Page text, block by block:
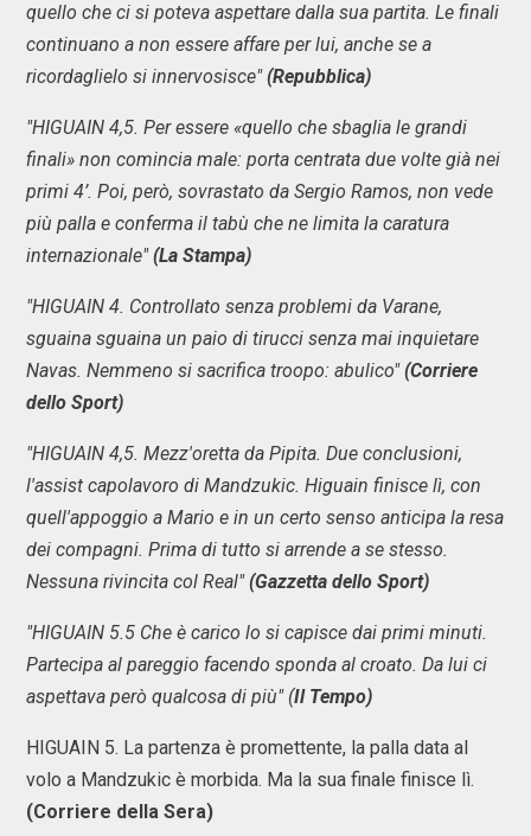
quello che ci si poteva aspettare dalla sua partita. Le finali
continuano a non essere affare per lui, anche se a
ricordaglielo si innervosisce"(Repubblica)
"HIGUAIN 4,5. Per essere «quello che sbaglia le grandi
finali» non comincia male: porta centrata due volte già nei
primi 4’. Poi, però, sovrastato da Sergio Ramos, non vede
più palla e conferma il tabù che ne limita la caratura
internazionale"(La Stampa)
"HIGUAIN 4. Controllato senza problemi da Varane,
sguaina sguaina un paio di tirucci senza mai inquietare
Navas. Nemmeno si sacrifica troopo: abulico"(Corriere
dello Sport)
"HIGUAIN 4,5. Mezz'oretta da Pipita. Due conclusioni,
l'assist capolavoro di Mandzukic. Higuain finisce lì, con
quell'appoggio a Mario e in un certo senso anticipa la resa
dei compagni. Prima di tutto si arrende a se stesso.
Nessuna rivincita col Real"(Gazzetta dello Sport)
"HIGUAIN 5.5 Che è carico lo si capisce dai primi minuti.
Partecipa al pareggio facendo sponda al croato. Da lui ci
aspettava però qualcosa di più" (Il Tempo)
HIGUAIN 5. La partenza è promettente, la palla data al
volo a Mandzukic è morbida. Ma la sua finale finisce lì.
(Corriere della Sera)